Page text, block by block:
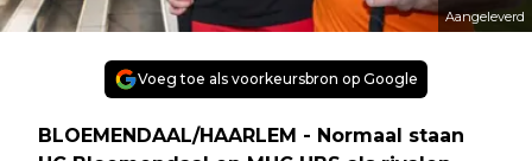
Aangeleverd
Voeg toe als voorkeursbron op Google
BLOEMENDAAL/HAARLEM - Normaal staan